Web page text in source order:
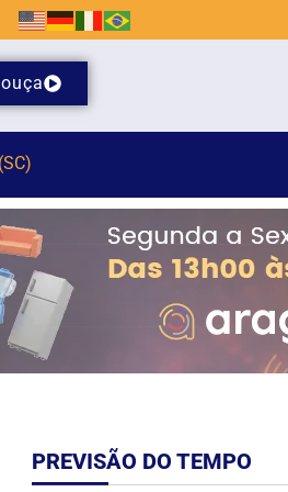
ouça
PREVISÃO DO TEMPO